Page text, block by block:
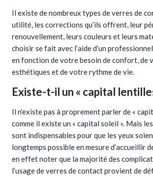
Il existe de nombreux types de verres de
utilité, les corrections qu’ils offrent, leur
renouvellement, leurs couleurs et leurs
choisir se fait avec l’aide d’un
en fonction de votre besoin de confort, de
esthétiques et de votre rythme de vie.
Existe-t-il un « capital
Il n’existe pas à proprement parler de «
comme il existe un « capital soleil ». Mais
sont indispensables pour que les yeux
longtemps possible en mesure d’accueillir
en effet noter que la majorité des
l’usage de verres de contact provient de